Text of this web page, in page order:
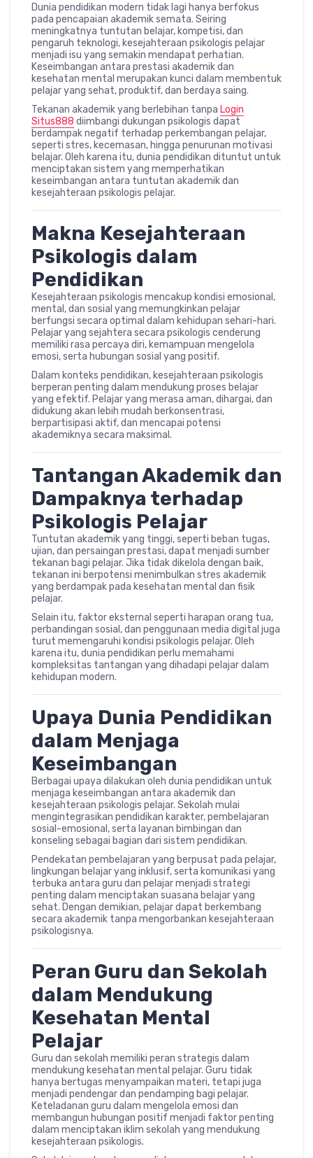
Dunia pendidikan modern tidak lagi hanya berfokus
pada pencapaian akademik semata. Seiring
meningkatnya tuntutan belajar, kompetisi, dan
pengaruh teknologi, kesejahteraan psikologis pelajar
menjadi isu yang semakin mendapat perhatian.
Keseimbangan antara prestasi akademik dan
kesehatan mental merupakan kunci dalam membentuk
pelajar yang sehat, produktif, dan berdaya saing.
Tekanan akademik yang berlebihan tanpa Login
Situs888 diimbangi dukungan psikologis dapat
berdampak negatif terhadap perkembangan pelajar,
seperti stres, kecemasan, hingga penurunan motivasi
belajar. Oleh karena itu, dunia pendidikan dituntut untuk
menciptakan sistem yang memperhatikan
keseimbangan antara tuntutan akademik dan
kesejahteraan psikologis pelajar.
Makna Kesejahteraan
Psikologis dalam
Pendidikan
Kesejahteraan psikologis mencakup kondisi emosional,
mental, dan sosial yang memungkinkan pelajar
berfungsi secara optimal dalam kehidupan sehari-hari.
Pelajar yang sejahtera secara psikologis cenderung
memiliki rasa percaya diri, kemampuan mengelola
emosi, serta hubungan sosial yang positif.
Dalam konteks pendidikan, kesejahteraan psikologis
berperan penting dalam mendukung proses belajar
yang efektif. Pelajar yang merasa aman, dihargai, dan
didukung akan lebih mudah berkonsentrasi,
berpartisipasi aktif, dan mencapai potensi
akademiknya secara maksimal.
Tantangan Akademik dan
Dampaknya terhadap
Psikologis Pelajar
Tuntutan akademik yang tinggi, seperti beban tugas,
ujian, dan persaingan prestasi, dapat menjadi sumber
tekanan bagi pelajar. Jika tidak dikelola dengan baik,
tekanan ini berpotensi menimbulkan stres akademik
yang berdampak pada kesehatan mental dan fisik
pelajar.
Selain itu, faktor eksternal seperti harapan orang tua,
perbandingan sosial, dan penggunaan media digital juga
turut memengaruhi kondisi psikologis pelajar. Oleh
karena itu, dunia pendidikan perlu memahami
kompleksitas tantangan yang dihadapi pelajar dalam
kehidupan modern.
Upaya Dunia Pendidikan
dalam Menjaga
Keseimbangan
Berbagai upaya dilakukan oleh dunia pendidikan untuk
menjaga keseimbangan antara akademik dan
kesejahteraan psikologis pelajar. Sekolah mulai
mengintegrasikan pendidikan karakter, pembelajaran
sosial-emosional, serta layanan bimbingan dan
konseling sebagai bagian dari sistem pendidikan.
Pendekatan pembelajaran yang berpusat pada pelajar,
lingkungan belajar yang inklusif, serta komunikasi yang
terbuka antara guru dan pelajar menjadi strategi
penting dalam menciptakan suasana belajar yang
sehat. Dengan demikian, pelajar dapat berkembang
secara akademik tanpa mengorbankan kesejahteraan
psikologisnya.
Peran Guru dan Sekolah
dalam Mendukung
Kesehatan Mental
Pelajar
Guru dan sekolah memiliki peran strategis dalam
mendukung kesehatan mental pelajar. Guru tidak
hanya bertugas menyampaikan materi, tetapi juga
menjadi pendengar dan pendamping bagi pelajar.
Keteladanan guru dalam mengelola emosi dan
membangun hubungan positif menjadi faktor penting
dalam menciptakan iklim sekolah yang mendukung
kesejahteraan psikologis.